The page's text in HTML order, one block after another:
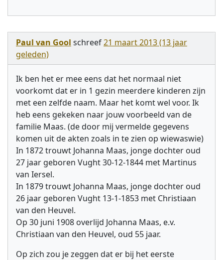
Paul van Gool schreef21 maart 2013 (13 jaar
geleden)
Ik ben het er mee eens dat het normaal niet
voorkomt dat er in 1 gezin meerdere kinderen zijn
met een zelfde naam. Maar het komt wel voor. Ik
heb eens gekeken naar jouw voorbeeld van de
familie Maas. (de door mij vermelde gegevens
komen uit de akten zoals in te zien op wiewaswie)
In 1872 trouwt Johanna Maas, jonge dochter oud
27 jaar geboren Vught 30-12-1844 met Martinus
van Iersel.
In 1879 trouwt Johanna Maas, jonge dochter oud
26 jaar geboren Vught 13-1-1853 met Christiaan
van den Heuvel.
Op 30 juni 1908 overlijd Johanna Maas, e.v.
Christiaan van den Heuvel, oud 55 jaar.
Op zich zou je zeggen dat er bij het eerste